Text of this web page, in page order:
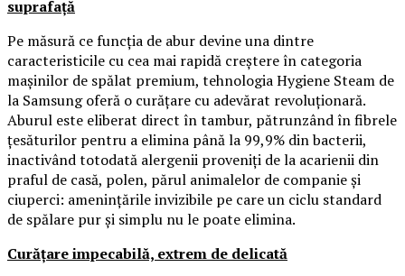
suprafață
Pe măsură ce funcția de abur devine una dintre
caracteristicile cu cea mai rapidă creștere în categoria
mașinilor de spălat premium, tehnologia Hygiene Steam de
la Samsung oferă o curățare cu adevărat revoluționară.
Aburul este eliberat direct în tambur, pătrunzând în fibrele
țesăturilor pentru a elimina până la 99,9% din bacterii,
inactivând totodată alergenii proveniți de la acarienii din
praful de casă, polen, părul animalelor de companie și
ciuperci: amenințările invizibile pe care un ciclu standard
de spălare pur și simplu nu le poate elimina.
Curățare impecabilă, extrem de delicată